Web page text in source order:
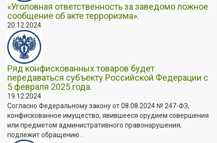
«Уголовная ответственность за заведомо ложное
сообщение об акте терроризма».
20.12.2024
Ряд конфискованных товаров будет
передаваться субъекту Российской Федерации с
5 февраля 2025 года.
19.12.2024
Согласно Федеральному закону от 08.08.2024 № 247-ФЗ,
конфискованное имущество, явившееся орудием совершения
или предметом административного правонарушения,
подлежит обращению...